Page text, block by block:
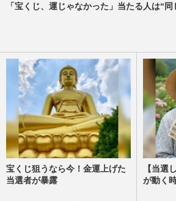
「宝くじ、運じゃなかった」当たる人は“
宝くじ狙うなら今！金運上げた
当選者が暴露
【当選
が動く